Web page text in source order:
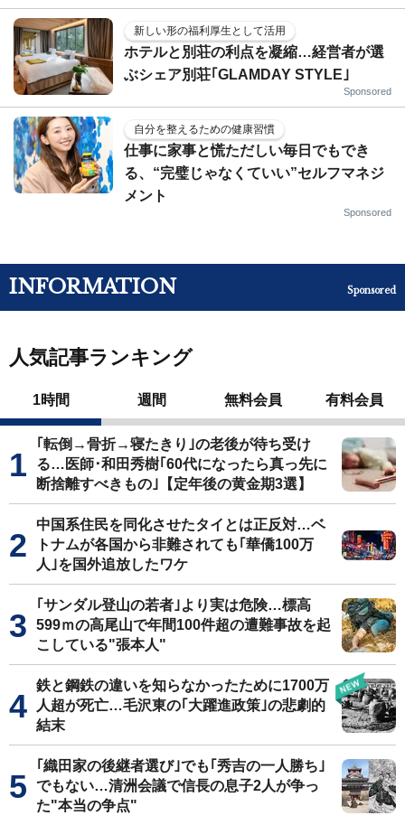
新しい形の福利厚生として活用
ホテルと別荘の利点を凝縮…経営者が選
ぶシェア別荘｢GLAMDAY STYLE｣
Sponsored
自分を整えるための健康習慣
仕事に家事と慌ただしい毎日でもでき
る、“完璧じゃなくていい”セルフマネジ
メント
Sponsored
INFORMATION Sponsored
人気記事ランキング
1時間 週間 無料会員 有料会員
｢転倒→骨折→寝たきり｣の老後が待ち受け
る…医師･和田秀樹｢60代になったら真っ先に
断捨離すべきもの｣【定年後の黄金期3選】
中国系住民を同化させたタイとは正反対…ベ
トナムが各国から非難されても｢華僑100万
人｣を国外追放したワケ
｢サンダル登山の若者｣より実は危険…標高
599ｍの高尾山で年間100件超の遭難事故を起
こしている"張本人"
鉄と鋼鉄の違いを知らなかったために1700万
人超が死亡…毛沢東の｢大躍進政策｣の悲劇的
結末
｢織田家の後継者選び｣でも｢秀吉の一人勝ち｣
でもない…清洲会議で信長の息子2人が争っ
た"本当の争点"